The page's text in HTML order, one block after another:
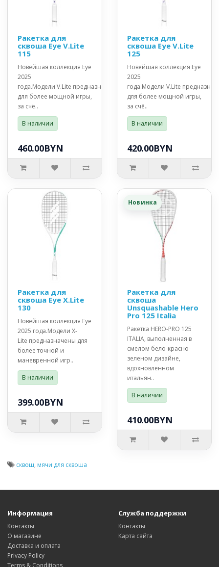
Ракетка для
сквоша Eye V.Lite
115
Новейшая коллекция Eye
2025
года.Модели V.Lite предназначены
для более мощной игры,
за счё..
В наличии
460.00BYN
Ракетка для
сквоша Eye V.Lite
125
Новейшая коллекция Eye
2025
года.Модели V.Lite
для более мощной игры,
за счё..
В наличии
420.00BYN
Ракетка для
сквоша Eye X.Lite
130
Новейшая коллекция Eye
2025 года.Модели X-
Lite предназначены для
более точной и
маневренной игр..
В наличии
399.00BYN
Новинка
Ракетка для
сквоша
Unsquashable Hero
Pro 125 Italia
Ракетка HERO-PRO 125
ITALIA, выполненная в
смелом бело-красно-
зеленом дизайне,
вдохновленном
итальян..
В наличии
410.00BYN
сквош, мячи для сквоша
Информация
Контакты
О магазине
Доставка и оплата
Privacy Policy
Terms & Conditions
Служба поддержки
Контакты
Карта сайта